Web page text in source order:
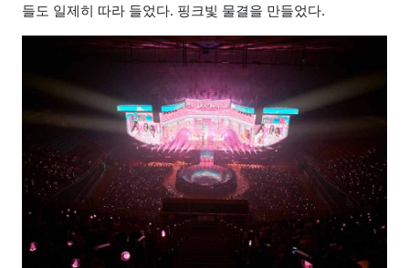
들도 일제히 따라 들었다. 핑크빛 물결을 만들었다.